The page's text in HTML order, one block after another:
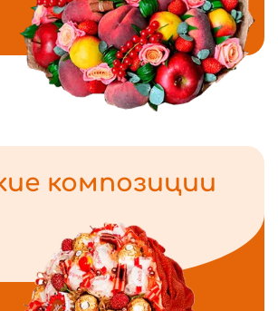
композиции